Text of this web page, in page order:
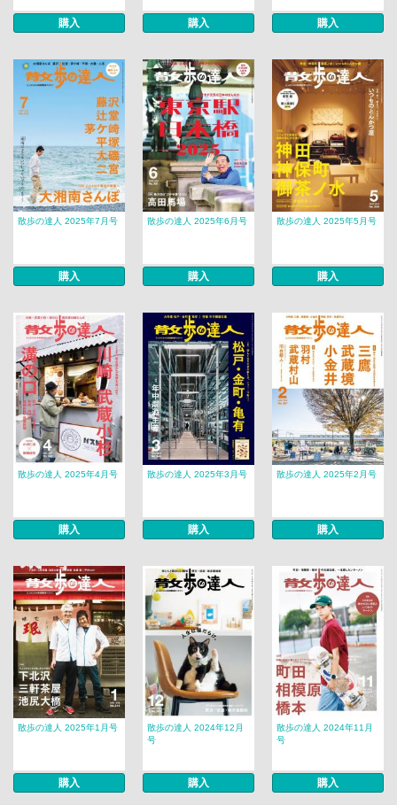
購入 購入 購入
散歩の達人 2025年7月号
購入
散歩の達人 2025年6月号
購入
散歩の達人 2025年5月号
購入
散歩の達人 2025年4月号
購入
散歩の達人 2025年3月号
購入
散歩の達人 2025年2月号
購入
散歩の達人 2025年1月号
購入
散歩の達人 2024年12月
号
購入
散歩の達人 2024年11月
号
購入